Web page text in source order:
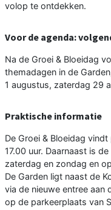
volop te ontdekken.
Voor de agenda:
Na de Groei & Bloeidag
themadagen in de
1 augustus, zaterdag 29
Praktische informatie
De Groei & Bloeidag
17.00 uur. Daarnaast is
zaterdag en zondag en
De Garden ligt naast de
via de nieuwe entree aan
op de parkeerplaats van